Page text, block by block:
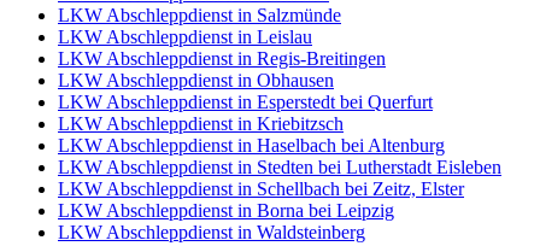
LKW Abschleppdienst in Salzmünde
LKW Abschleppdienst in Leislau
LKW Abschleppdienst in Regis-Breitingen
LKW Abschleppdienst in Obhausen
LKW Abschleppdienst in Esperstedt bei Querfurt
LKW Abschleppdienst in Kriebitzsch
LKW Abschleppdienst in Haselbach bei Altenburg
LKW Abschleppdienst in Stedten bei Lutherstadt Eisleben
LKW Abschleppdienst in Schellbach bei Zeitz, Elster
LKW Abschleppdienst in Borna bei Leipzig
LKW Abschleppdienst in Waldsteinberg